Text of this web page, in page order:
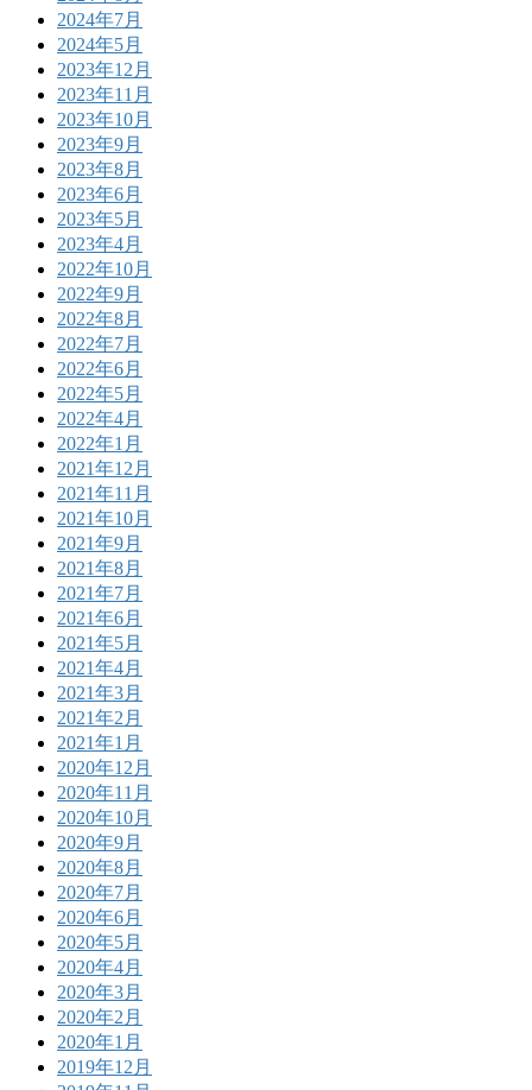
2024年7月
2024年5月
2023年12月
2023年11月
2023年10月
2023年9月
2023年8月
2023年6月
2023年5月
2023年4月
2022年10月
2022年9月
2022年8月
2022年7月
2022年6月
2022年5月
2022年4月
2022年1月
2021年12月
2021年11月
2021年10月
2021年9月
2021年8月
2021年7月
2021年6月
2021年5月
2021年4月
2021年3月
2021年2月
2021年1月
2020年12月
2020年11月
2020年10月
2020年9月
2020年8月
2020年7月
2020年6月
2020年5月
2020年4月
2020年3月
2020年2月
2020年1月
2019年12月